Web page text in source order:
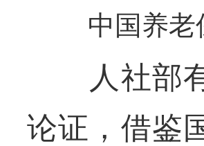
中国养
人社部有
论证，借鉴